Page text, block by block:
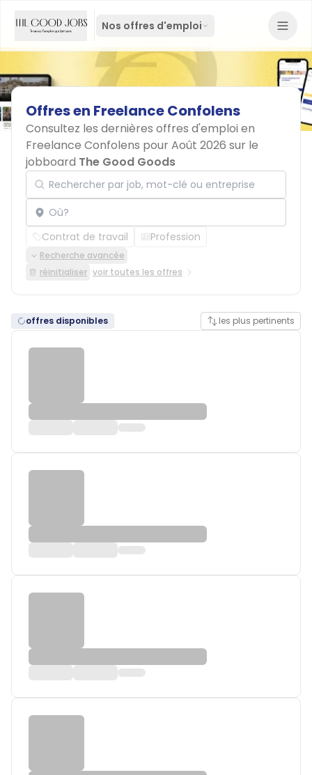
Nos offres d'emploi
Offresen FreelanceConfolens
Consultez les dernières offres d'emploi en
Freelance Confolens pour Août 2026 sur le
jobboard The Good Goods
Rechercher par job, mot-clé ou entreprise
Localisation
Contrat de travail Profession
Recherche avancée
réinitialiser voir toutes les offres
offres disponibles les plus pertinents